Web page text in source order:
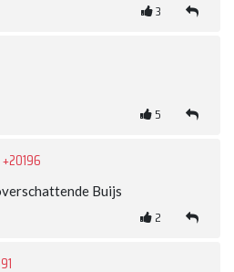
3
5
+20196
Buijs
2